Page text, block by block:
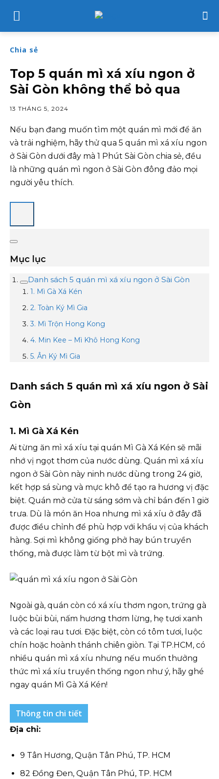
Chia sẻ
Top 5 quán mì xá xíu ngon ở
Sài Gòn không thể bỏ qua
13 THÁNG 5, 2024
Nếu bạn đang muốn tìm một quán mì mới để ăn
và trải nghiệm, hãy thử qua 5 quán mì xá xíu ngon
ở Sài Gòn dưới đây mà 1 Phút Sài Gòn chia sẻ, đều
là những quán mì ngon ở Sài Gòn đông đảo mọi
người yêu thích.
Mục lục
Danh sách 5 quán mì xá xíu ngon ở Sài Gòn
1. Mì Gà Xá Kén
2. Toàn Ký Mì Gia
3. Mì Trộn Hong Kong
4. Min Kee – Mì Khô Hong Kong
5. Ân Ký Mì Gia
Danh sách 5 quán mì xá xíu ngon ở Sài
Gòn
1. Mì Gà Xá Kén
Ai từng ăn mì xá xíu tại quán Mì Gà Xá Kén sẽ mãi
nhớ vị ngọt thơm của nước dùng. Quán mì xá xíu
ngon ở Sài Gòn này ninh nước dùng trong 24 giờ,
kết hợp sá sùng và mực khô để tạo ra hương vị đặc
biệt. Quán mở cửa từ sáng sớm và chỉ bán đến 1 giờ
trưa. Dù là món ăn Hoa nhưng mì xá xíu ở đây đã
được điều chỉnh để phù hợp với khẩu vị của khách
hàng. Sợi mì không giống phở hay bún truyền
thống, mà được làm từ bột mì và trứng.
Ngoài gà, quán còn có xá xíu thơm ngon, trứng gà
luộc bùi bùi, nấm hương thơm lừng, hẹ tươi xanh
và các loại rau tươi. Đặc biệt, còn có tôm tươi, luộc
chín hoặc hoành thánh chiên giòn. Tại TP.HCM, có
nhiều quán mì xá xíu nhưng nếu muốn thưởng
thức mì xá xíu truyền thống ngon như ý, hãy ghé
ngay quán Mì Gà Xá Kén!
Thông tin chi tiết
Địa chỉ:
9 Tân Hương, Quận Tân Phú, TP. HCM
82 Đồng Đen, Quận Tân Phú, TP. HCM